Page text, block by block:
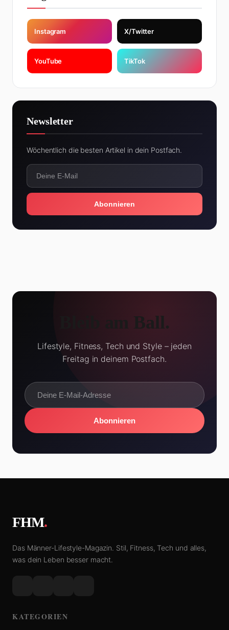
Instagram X/Twitter
YouTube TikTok
Newsletter
Wöchentlich die besten Artikel in dein Postfach.
Abonnieren
Bleib am Ball.
Lifestyle, Fitness, Tech und Style – jeden
Freitag in deinem Postfach.
Abonnieren
FHM.
Das Männer-Lifestyle-Magazin. Stil, Fitness, Tech und alles,
was dein Leben besser macht.
KATEGORIEN